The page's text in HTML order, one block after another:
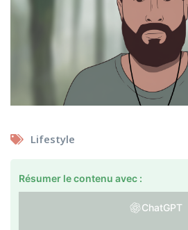
Lifestyle
Résumer le contenu avec :
ChatGPT